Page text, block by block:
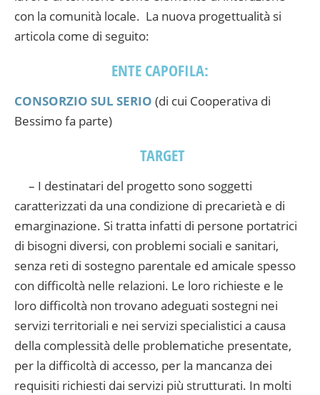
con la comunità locale. La nuova progettualità si
articola come di seguito:
ENTE CAPOFILA:
CONSORZIO SUL SERIO (di cui Cooperativa di
Bessimo fa parte)
TARGET
– I destinatari del progetto sono soggetti
caratterizzati da una condizione di precarietà e di
emarginazione. Si tratta infatti di persone portatrici
di bisogni diversi, con problemi sociali e sanitari,
senza reti di sostegno parentale ed amicale spesso
con difficoltà nelle relazioni. Le loro richieste e le
loro difficoltà non trovano adeguati sostegni nei
servizi territoriali e nei servizi specialistici a causa
della complessità delle problematiche presentate,
per la difficoltà di accesso, per la mancanza dei
requisiti richiesti dai servizi più strutturati. In molti